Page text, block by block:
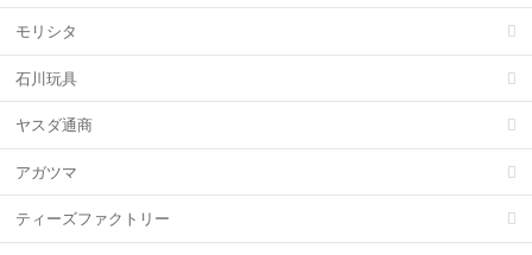
モリシタ
石川玩具
ヤスダ通商
アガツマ
ティーズファクトリー